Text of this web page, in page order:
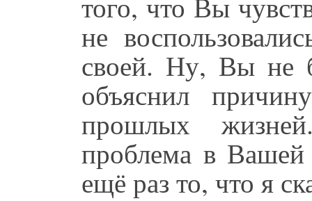
не
своей. Ну, Вы не
объяснил
прошлых
проблема в
ещё раз то, что я